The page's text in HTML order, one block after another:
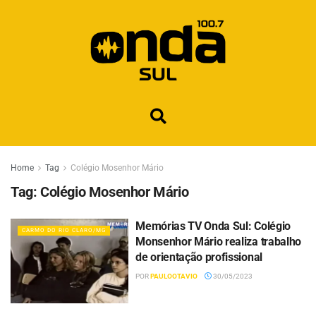
Home Tag Colégio Mosenhor Mário
Tag: Colégio Mosenhor Mário
CARMO DO RIO CLARO/MG
Memórias TV Onda Sul: Colégio
Monsenhor Mário realiza trabalho
de orientação profissional
PORPAULOOTAVIO 30/05/2023